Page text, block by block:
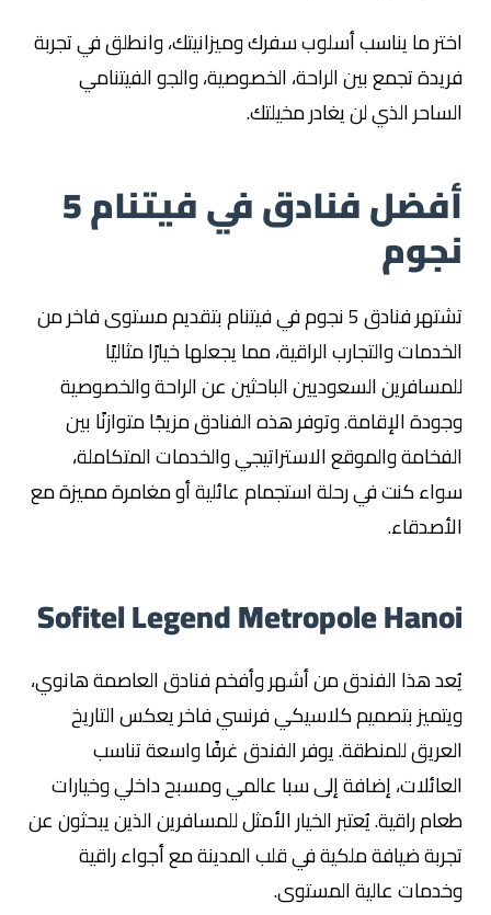
اختر ما يناسب أسلوب سفرك وميزانيتك، وانطلق في تجربة
فريدة تجمع بين الراحة، الخصوصية، والجو الفيتنامي
الساحر الذي لن يغادر مخيلتك.
أفضل فنادق في فيتنام 5
نجوم
تشتهر فنادق 5 نجوم في فيتنام بتقديم مستوى فاخر من
الخدمات والتجارب الراقية، مما يجعلها خيارًا مثاليًا
للمسافرين السعوديين الباحثين عن الراحة والخصوصية
وجودة الإقامة. وتوفر هذه الفنادق مزيجًا متوازنًا بين
الفخامة والموقع الاستراتيجي والخدمات المتكاملة،
سواء كنت في رحلة استجمام عائلية أو مغامرة مميزة مع
الأصدقاء.
Sofitel Legend Metropole Hanoi
يُعد هذا الفندق من أشهر وأفخم فنادق العاصمة هانوي،
ويتميز بتصميم كلاسيكي فرنسي فاخر يعكس التاريخ
العريق للمنطقة. يوفر الفندق غرفًا واسعة تناسب
العائلات، إضافة إلى سبا عالمي ومسبح داخلي وخيارات
طعام راقية. يُعتبر الخيار الأمثل للمسافرين الذين يبحثون عن
تجربة ضيافة ملكية في قلب المدينة مع أجواء راقية
وخدمات عالية المستوى.